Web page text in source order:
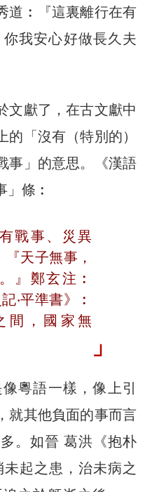
道︰『這裏離行在有
我安心好做長久夫
文獻了，在古文獻中
的「沒有（特別的）
事」的意思。《漢語
條︰
戰事、災異
天子無事，
』鄭玄注︰
‧平準書》︰
間，國家無
粵語一樣，像上引
就其他負面的事而言
。如晉 葛洪《抱朴
起之患，治未病之